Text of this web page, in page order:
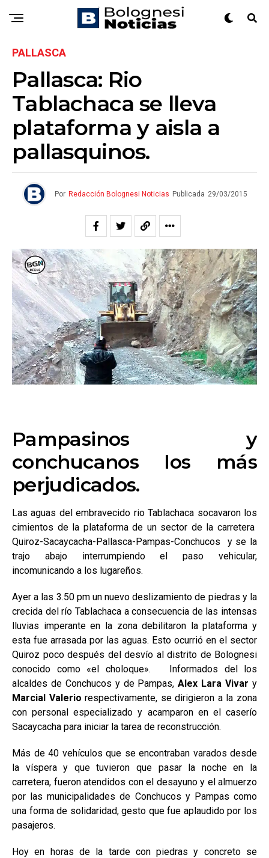
PALLASCA
Pallasca: Rio
Tablachaca se lleva
plataforma y aisla a
pallasquinos.
Por Redacción Bolognesi Noticias Publicada 29/03/2015
Pampasinos y
conchucanos los más
perjudicados.
Las aguas del embravecido rio Tablachaca socavaron los
cimientos de la plataforma de un sector de la carretera
Quiroz-Sacaycacha-Pallasca-Pampas-Conchucos y se la
trajo abajo interrumpiendo el paso vehicular,
incomunicando a los lugareños.
Ayer a las 3.50 pm un nuevo deslizamiento de piedras y la
crecida del río Tablachaca a consecuencia de las intensas
lluvias imperante en la zona debilitaron la plataforma y
esta fue arrasada por las aguas. Esto ocurrió en el sector
Quiroz poco después del desvío al distrito de Bolognesi
conocido como «el choloque». Informados del los
alcaldes de Conchucos y de Pampas, Alex Lara Vivar y
Marcial Valerio respectivamente, se dirigieron a la zona
con personal especializado y acamparon en el caserío
Sacaycacha para iniciar la tarea de reconstrucción.
Más de 40 vehículos que se encontraban varados desde
la víspera y que tuvieron que pasar la noche en la
carretera, fueron atendidos con el desayuno y el almuerzo
por las municipalidades de Conchucos y Pampas como
una forma de solidaridad, gesto que fue aplaudido por los
pasajeros.
Hoy en horas de la tarde con piedras y concreto se